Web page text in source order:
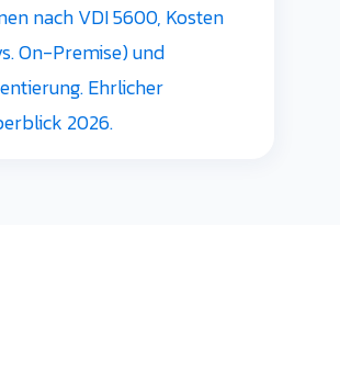
nach VDI 5600, Kosten
On-Premise) und
Ehrlicher
2026.